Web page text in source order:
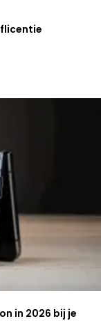
in 2026 bij je